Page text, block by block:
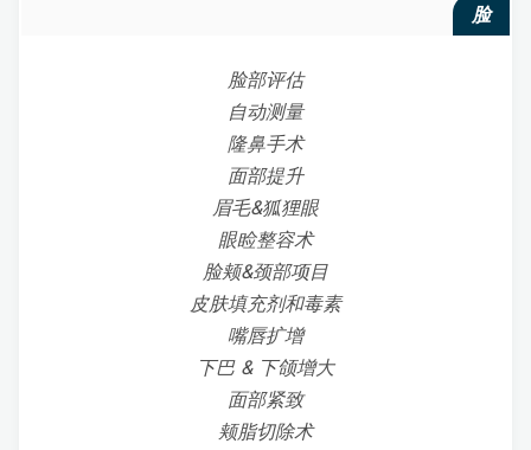
脸
脸部评估
自动测量
隆鼻手术
面部提升
眉毛&狐狸眼
眼睑整容术
脸颊&颈部项目
皮肤填充剂和毒素
嘴唇扩增
下巴 & 下颌增大
面部紧致
颊脂切除术